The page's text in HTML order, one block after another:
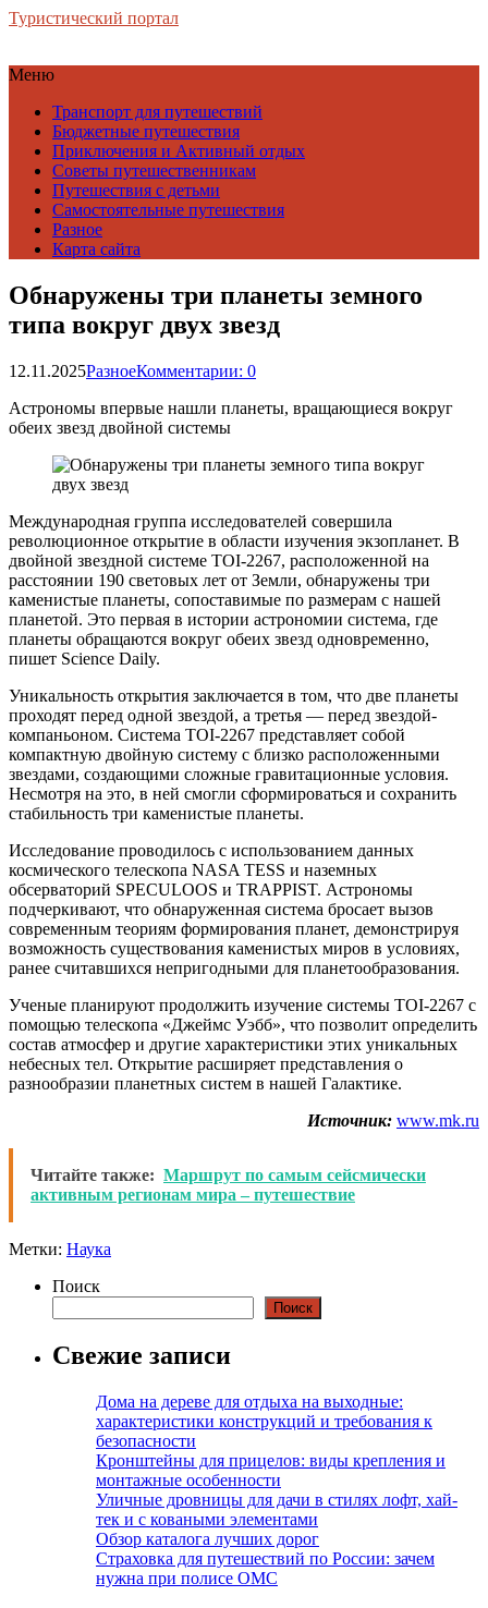
Туристический портал
Меню
Транспорт для путешествий
Бюджетные путешествия
Приключения и Активный отдых
Советы путешественникам
Путешествия с детьми
Самостоятельные путешествия
Разное
Карта сайта
Обнаружены три планеты земного
типа вокруг двух звезд
12.11.2025РазноеКомментарии: 0
Астрономы впервые нашли планеты, вращающиеся вокруг
обеих звезд двойной системы
Международная группа исследователей совершила
революционное открытие в области изучения экзопланет. В
двойной звездной системе TOI-2267, расположенной на
расстоянии 190 световых лет от Земли, обнаружены три
каменистые планеты, сопоставимые по размерам с нашей
планетой. Это первая в истории астрономии система, где
планеты обращаются вокруг обеих звезд одновременно,
пишет Science Daily.
Уникальность открытия заключается в том, что две планеты
проходят перед одной звездой, а третья — перед звездой-
компаньоном. Система TOI-2267 представляет собой
компактную двойную систему с близко расположенными
звездами, создающими сложные гравитационные условия.
Несмотря на это, в ней смогли сформироваться и сохранить
стабильность три каменистые планеты.
Исследование проводилось с использованием данных
космического телескопа NASA TESS и наземных
обсерваторий SPECULOOS и TRAPPIST. Астрономы
подчеркивают, что обнаруженная система бросает вызов
современным теориям формирования планет, демонстрируя
возможность существования каменистых миров в условиях,
ранее считавшихся непригодными для планетообразования.
Ученые планируют продолжить изучение системы TOI-2267 с
помощью телескопа «Джеймс Уэбб», что позволит определить
состав атмосфер и другие характеристики этих уникальных
небесных тел. Открытие расширяет представления о
разнообразии планетных систем в нашей Галактике.
Источник: www.mk.ru
Читайте также: Маршрут по самым сейсмически
активным регионам мира – путешествие
Метки: Наука
Поиск
Поиск
Свежие записи
Дома на дереве для отдыха на выходные:
характеристики конструкций и требования к
безопасности
Кронштейны для прицелов: виды крепления и
монтажные особенности
Уличные дровницы для дачи в стилях лофт, хай-
тек и с коваными элементами
Обзор каталога лучших дорог
Страховка для путешествий по России: зачем
нужна при полисе ОМС